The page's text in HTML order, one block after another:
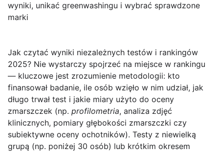
wyniki, unikać greenwashingu i wybrać sprawdzone
marki
Jak czytać wyniki niezależnych testów i rankingów
2025? Nie wystarczy spojrzeć na miejsce w rankingu
— kluczowe jest zrozumienie metodologii: kto
finansował badanie, ile osób wzięło w nim udział, jak
długo trwał test i jakie miary użyto do oceny
zmarszczek (np. profilometria, analiza zdjęć
klinicznych, pomiary głębokości zmarszczki czy
subiektywne oceny ochotników). Testy z niewielką
grupą (np. poniżej 30 osób) lub krótkim okresem